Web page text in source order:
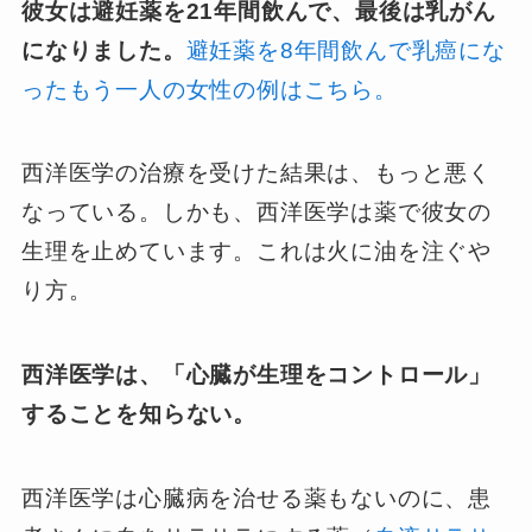
彼女は避妊薬を21年間飲んで、最後は乳がん
になりました。 避妊薬を8年間飲んで乳癌にな
ったもう一人の女性の例はこちら。
西洋医学の治療を受けた結果は、もっと悪く
なっている。しかも、西洋医学は薬で彼女の
生理を止めています。これは火に油を注ぐや
り方。
西洋医学は、「心臓が生理をコントロール」
することを知らない。
西洋医学は心臓病を治せる薬もないのに、患